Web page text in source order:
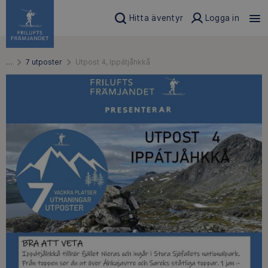
Hitta äventyr Logga in
… 7 utposter Utpost 4, Ippátjåhkkå